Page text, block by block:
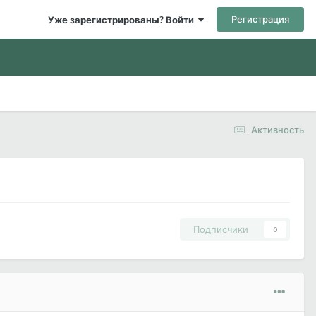
Уже зарегистрированы? Войти Регистрация
Активность
Подписчики 0